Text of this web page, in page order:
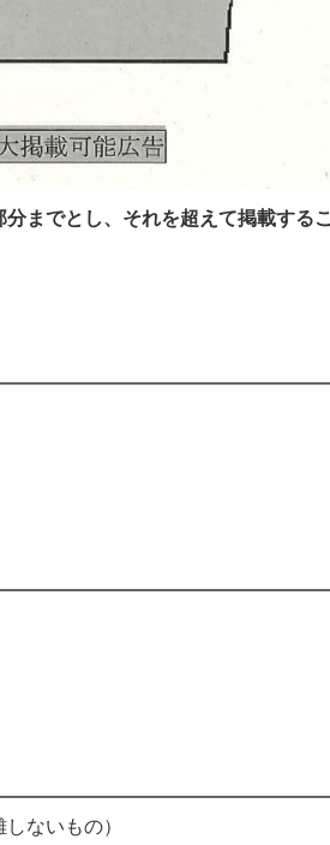
までとし、それを超えて掲載するこ
ないもの）